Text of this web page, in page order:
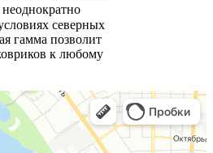
северных
гамма позволит
к любому